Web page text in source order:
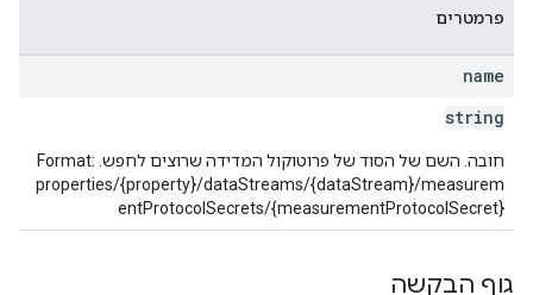
פרמטרים
name
string
חובה. השם של הסוד של פרוטוקול המדידה שרוצים לחפש. Format:
properties/{property}/dataStreams/{dataStream}/measurem
entProtocolSecrets/{measurementProtocolSecret}
גוף הבקשה